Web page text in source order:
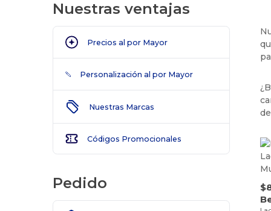
Nuestras ventajas
Precios al por Mayor
Personalización al por Mayor
Nuestras Marcas
Códigos Promocionales
Pedido